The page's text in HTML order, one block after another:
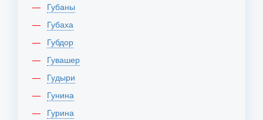
Губаны
Губаха
Губдор
Гувашер
Гудыри
Гунина
Гурина